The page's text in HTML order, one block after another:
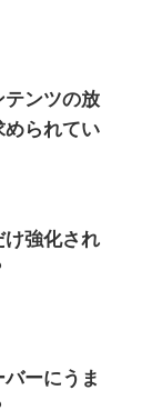
ンツの放
られてい
強化され
ーにうま